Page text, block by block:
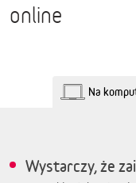
online
Na
Wystarczy, że